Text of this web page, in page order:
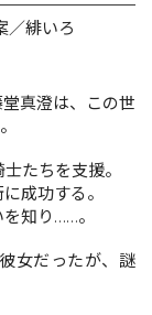
緋いろ
真澄は、この世
たちを支援。
成功する。
知り……。
女だったが、謎